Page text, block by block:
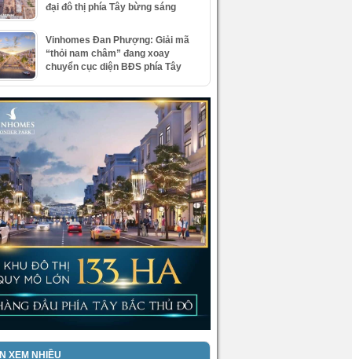
đại đô thị phía Tây bừng sáng
Vinhomes Đan Phượng: Giải mã
“thỏi nam châm” đang xoay
chuyển cục diện BĐS phía Tây
XEM NHIỀU